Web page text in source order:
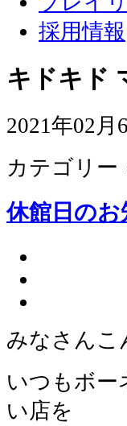
採用情報
キドキド
2021年02月
カテゴリー
休館日のお
みなさんこ
いつもボー
い店を